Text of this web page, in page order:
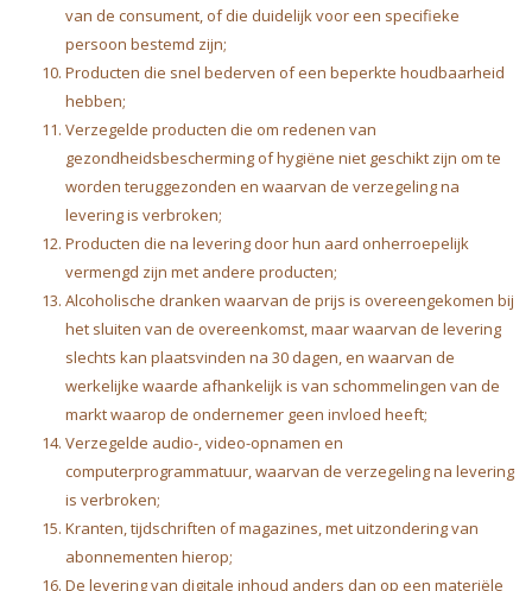
van de consument, of die duidelijk voor een specifieke
persoon bestemd zijn;
Producten die snel bederven of een beperkte houdbaarheid
hebben;
Verzegelde producten die om redenen van
gezondheidsbescherming of hygiëne niet geschikt zijn om te
worden teruggezonden en waarvan de verzegeling na
levering is verbroken;
Producten die na levering door hun aard onherroepelijk
vermengd zijn met andere producten;
Alcoholische dranken waarvan de prijs is overeengekomen bij
het sluiten van de overeenkomst, maar waarvan de levering
slechts kan plaatsvinden na 30 dagen, en waarvan de
werkelijke waarde afhankelijk is van schommelingen van de
markt waarop de ondernemer geen invloed heeft;
Verzegelde audio-, video-opnamen en
computerprogrammatuur, waarvan de verzegeling na levering
is verbroken;
Kranten, tijdschriften of magazines, met uitzondering van
abonnementen hierop;
De levering van digitale inhoud anders dan op een materiële